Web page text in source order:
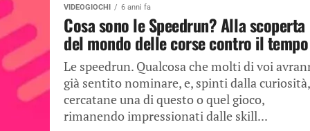
VIDEOGIOCHI 6 anni fa
Cosa sono le Speedrun? Alla scoperta
del mondo delle corse contro il tempo
Le speedrun. Qualcosa che molti di voi
già sentito nominare, e, spinti dalla curiosità,
cercatane una di questo o quel gioco,
rimanendo impressionati dalle skill...